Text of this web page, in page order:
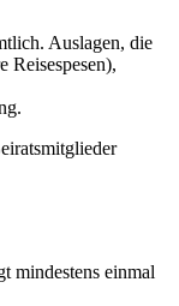
Auslagen, die
Reisespesen),
mindestens einmal